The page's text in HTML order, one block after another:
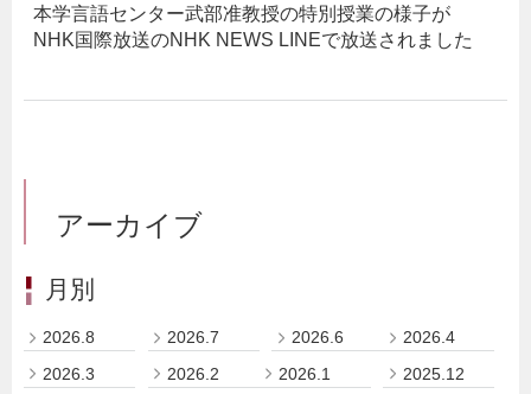
本学言語センター武部准教授の特別授業の様子が
NHK国際放送のNHK NEWS LINEで放送されました
アーカイブ
月別
2026.8 2026.7 2026.6
2026.4
2026.3
2026.2 2026.1
2025.12